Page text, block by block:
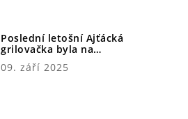
Poslední letošní Ajťácká
grilovačka byla na…
09. září 2025